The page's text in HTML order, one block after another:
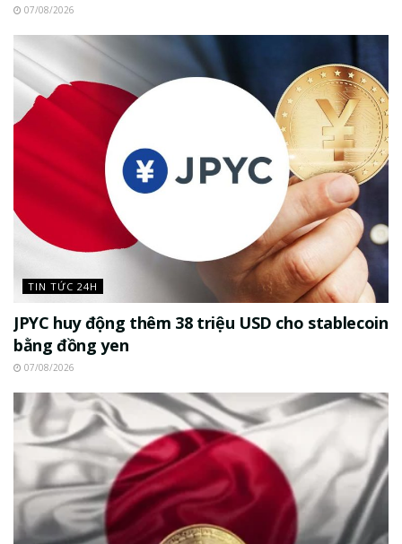
07/08/2026
TIN TỨC 24H
JPYC huy động thêm 38 triệu USD cho stablecoin
bằng đồng yen
07/08/2026